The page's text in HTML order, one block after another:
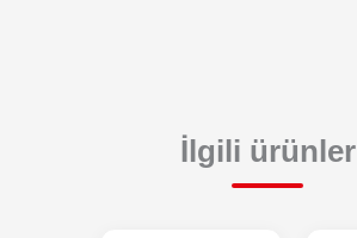
İlgili ürünler